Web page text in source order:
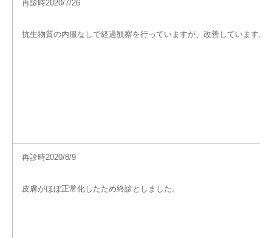
再診時2020/7/26
抗生物質の内服なしで経過観察を行っていますが、改善しています。
再診時2020/8/9
皮膚がほぼ正常化したため終診としました。